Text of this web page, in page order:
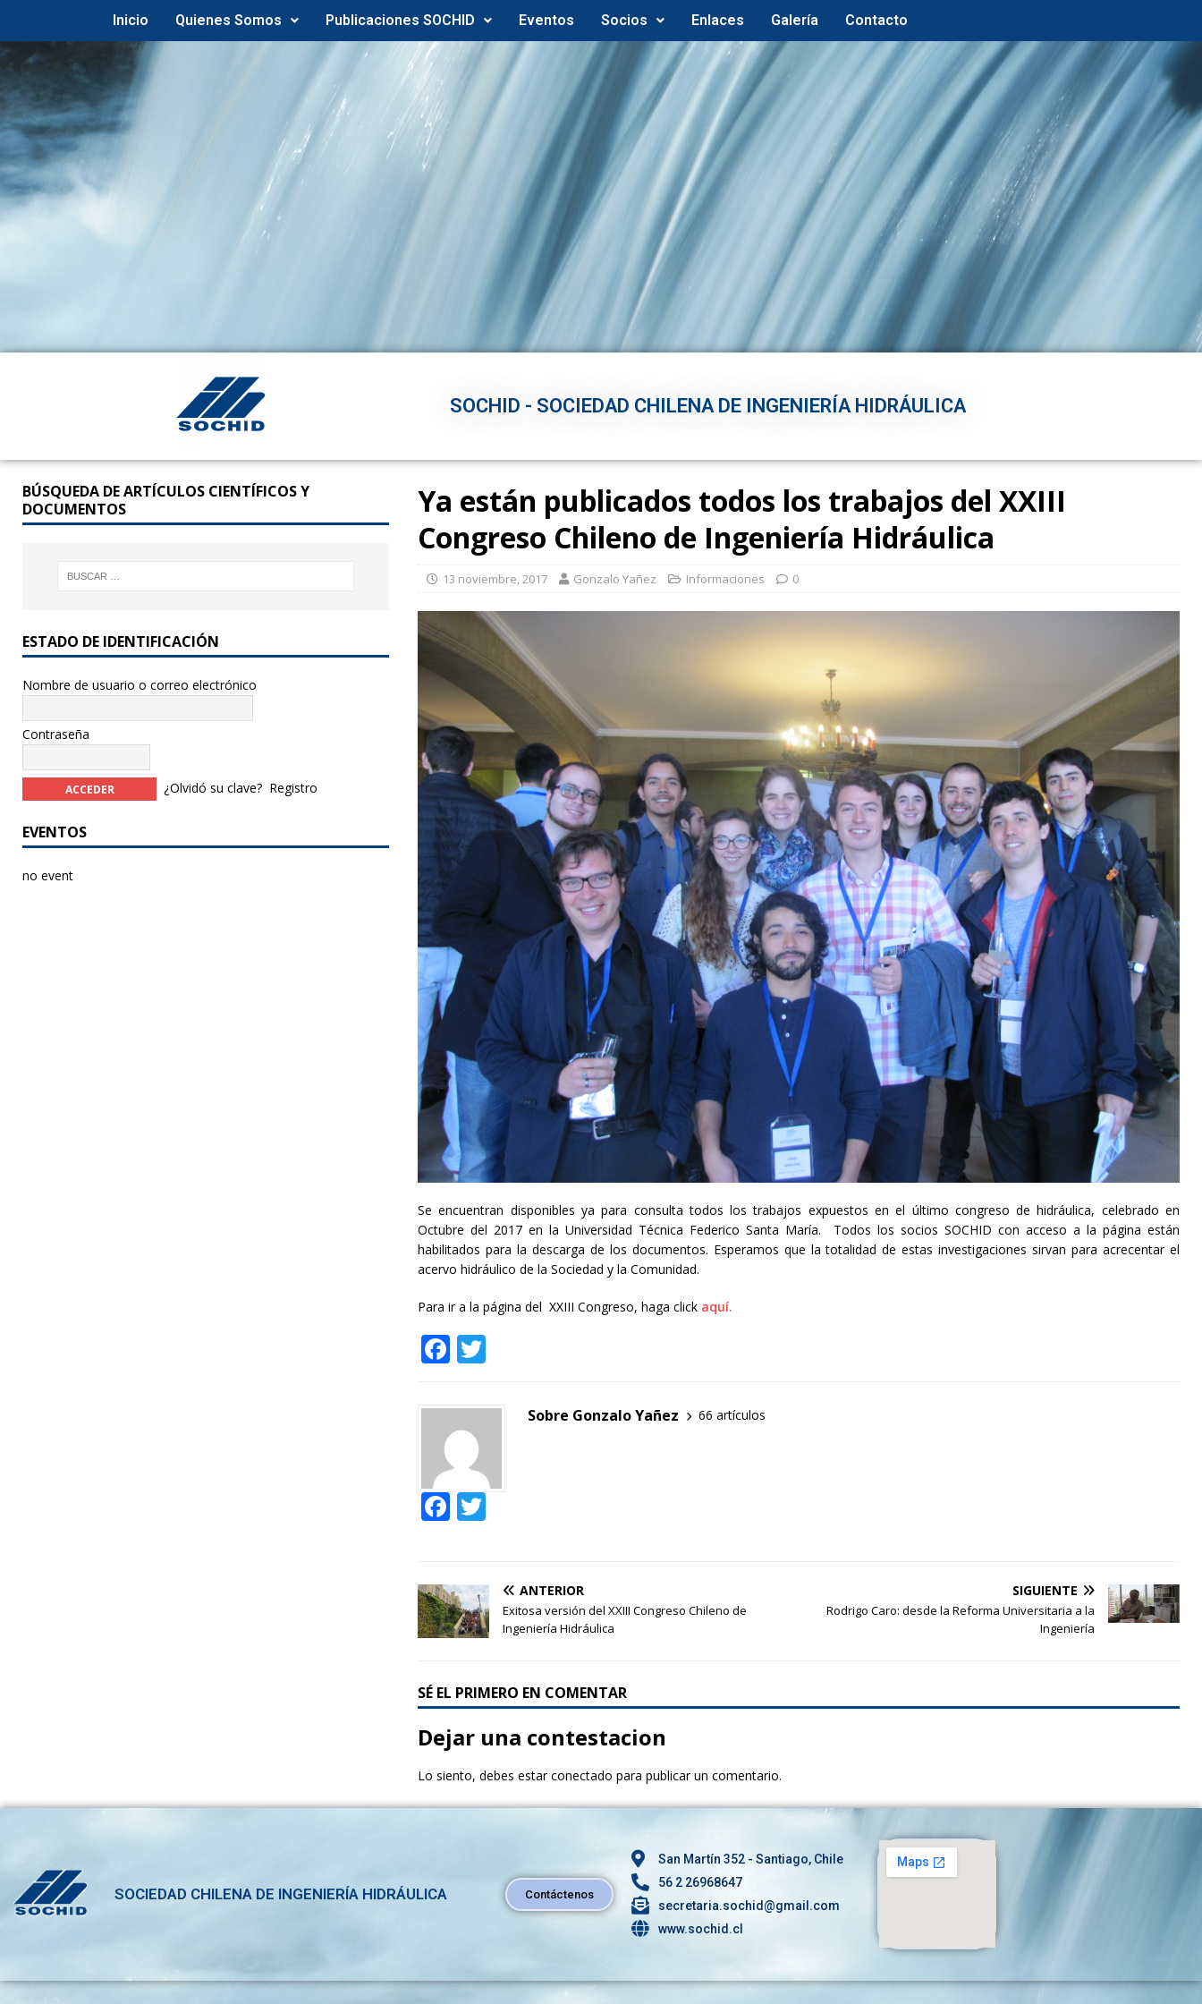
Inicio Quienes Somos Publicaciones SOCHID Eventos Socios Enlaces Galería Contacto
SOCHID - SOCIEDAD CHILENA DE INGENIERÍA HIDRÁULICA
Ya están publicados todos los trabajos del XXIII
Congreso Chileno de Ingeniería Hidráulica
13 noviembre, 2017 Gonzalo Yañez Informaciones 0
Se encuentran disponibles ya para consulta todos los trabajos expuestos en el último congreso de hidráulica, celebrado en
Octubre del 2017 en la Universidad Técnica Federico Santa María. Todos los socios SOCHID con acceso a la página están
habilitados para la descarga de los documentos. Esperamos que la totalidad de estas investigaciones sirvan para acrecentar el
acervo hidráulico de la Sociedad y la Comunidad.
Para ir a la página del XXIII Congreso, haga click aquí.
F
c
e
b
o
o
it Sobre Gonzalo Yañez 66 artículos
F
b
o
o
k
er ANTERIOR
Exitosa versión del XXIII Congreso Chileno de
Ingeniería Hidráulica
SIGUIENTE
Rodrigo Caro: desde la Reforma Universitaria a la
Ingeniería
SÉ EL PRIMERO EN COMENTAR
Dejar una contestacion
Lo siento, debes estarconectado para publicar un comentario.
BÚSQUEDA DE ARTÍCULOS CIENTÍFICOS Y
DOCUMENTOS
ESTADO DE IDENTIFICACIÓN
Nombre de usuario o correo electrónico
Contraseña
¿Olvidó su clave? Registro
EVENTOS
no event
SOCIEDAD CHILENA DE INGENIERÍA HIDRÁULICA Contáctenos
San Martín 352 - Santiago, Chile
56 2 26968647
secretaria.sochid@gmail.com
www.sochid.cl